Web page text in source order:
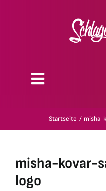
Toggle
Geschenk-Gutscheine
Startseite misha-
misha-kovar-
logo